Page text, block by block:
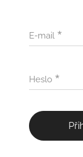
E-mail
Heslo